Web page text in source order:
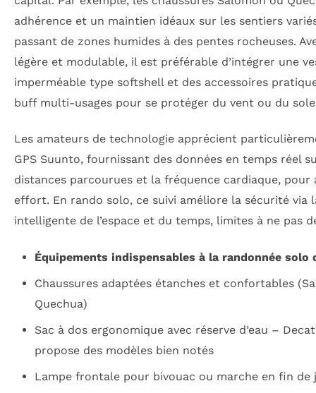
adhérence et un maintien idéaux sur les sentiers
passant de zones humides à des pentes rocheuses.
légère et modulable, il est préférable d’intégrer une
imperméable type softshell et des accessoires
buff multi-usages pour se protéger du vent ou du
Les amateurs de technologie apprécient
GPS Suunto, fournissant des données en temps réel
distances parcourues et la fréquence cardiaque, pour
effort. En rando solo, ce suivi améliore la sécurité via
intelligente de l’espace et du temps, limites à ne pas
Équipements indispensables à la randonnée solo
Chaussures adaptées étanches et confortables
Quechua)
Sac à dos ergonomique avec réserve d’eau –
propose des modèles bien notés
Lampe frontale pour bivouac ou marche en fin de